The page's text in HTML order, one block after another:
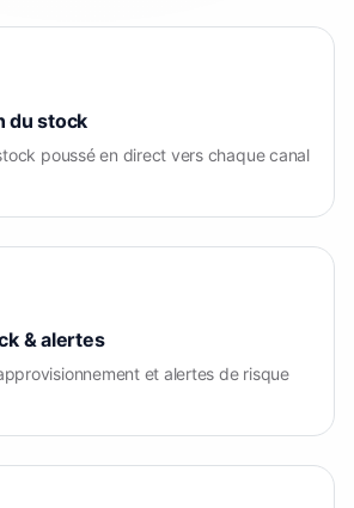
du stock
poussé en direct vers chaque canal
& alertes
et alertes de risque